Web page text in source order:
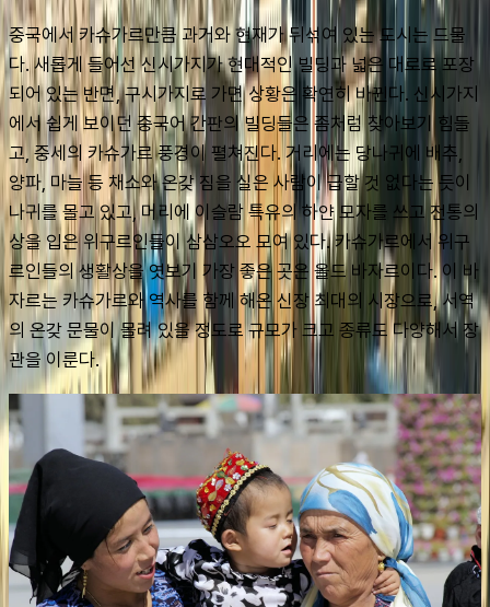
중국에서 카슈가르만큼 과거와 현재가 뒤섞여 있는 도시는 드물
다. 새롭게 들어선 신시가지가 현대적인 빌딩과 넓은 대로로 포장
되어 있는 반면, 구시가지로 가면 상황은 확연히 바뀐다. 신시가지
에서 쉽게 보이던 중국어 간판의 빌딩들은 좀처럼 찾아보기 힘들
고, 중세의 카슈가르 풍경이 펼쳐진다. 거리에는 당나귀에 배추,
양파, 마늘 등 채소와 온갖 짐을 실은 사람이 급할 것 없다는 듯이
나귀를 몰고 있고, 머리에 이슬람 특유의 하얀 모자를 쓰고 전통의
상을 입은 위구르인들이 삼삼오오 모여 있다. 카슈가르에서 위구
르인들의 생활상을 엿보기 가장 좋은 곳은 올드 바자르이다. 이 바
자르는 카슈가르와 역사를 함께 해온 신장 최대의 시장으로, 서역
의 온갖 문물이 몰려 있을 정도로 규모가 크고 종류도 다양해서 장
관을 이룬다.